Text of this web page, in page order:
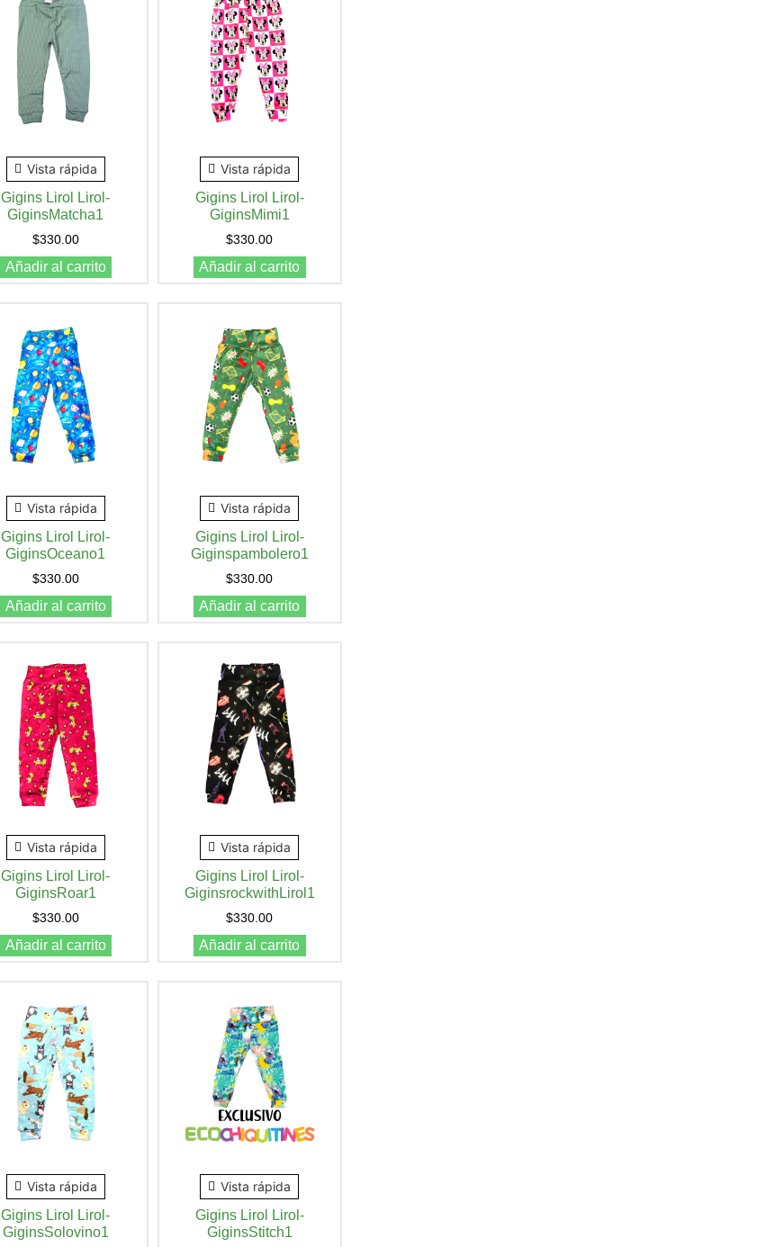
Vista rápida
Gigins Lirol Lirol-
GiginsMatcha1
$330.00
Añadir al carrito
Vista rápida
Gigins Lirol Lirol-
GiginsMimi1
$330.00
Añadir al carrito
Vista rápida
Gigins Lirol Lirol-
GiginsOceano1
$330.00
Añadir al carrito
Vista rápida
Gigins Lirol Lirol-
Giginspambolero1
$330.00
Añadir al carrito
Vista rápida
Gigins Lirol Lirol-
GiginsRoar1
$330.00
Añadir al carrito
Vista rápida
Gigins Lirol Lirol-
GiginsrockwithLirol1
$330.00
Añadir al carrito
Vista rápida
Gigins Lirol Lirol-
GiginsSolovino1
Vista rápida
Gigins Lirol Lirol-
GiginsStitch1